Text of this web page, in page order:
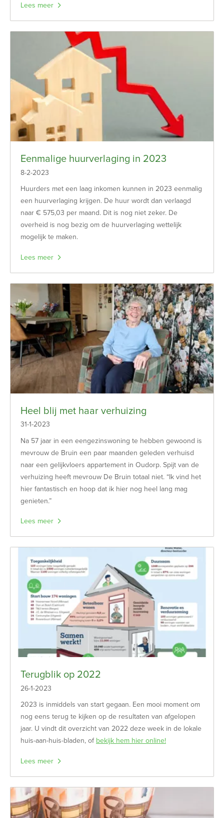
Lees meer
Eenmalige huurverlaging in 2023
8-2-2023
Huurders met een laag inkomen kunnen in 2023 eenmalig
een huurverlaging krijgen. De huur wordt dan verlaagd
naar € 575,03 per maand. Dit is nog niet zeker. De
overheid is nog bezig om de huurverlaging wettelijk
mogelijk te maken.
Lees meer
Heel blij met haar verhuizing
31-1-2023
Na 57 jaar in een eengezinswoning te hebben gewoond is
mevrouw de Bruin een paar maanden geleden verhuisd
naar een gelijkvloers appartement in Oudorp. Spijt van de
verhuizing heeft mevrouw De Bruin totaal niet. “Ik vind het
hier fantastisch en hoop dat ik hier nog heel lang mag
genieten.”
Lees meer
Terugblik op 2022
26-1-2023
2023 is inmiddels van start gegaan. Een mooi moment om
nog eens terug te kijken op de resultaten van afgelopen
jaar. U vindt dit overzicht van 2022 deze week in de lokale
huis-aan-huis-bladen, of bekijk hem hier online!
Lees meer